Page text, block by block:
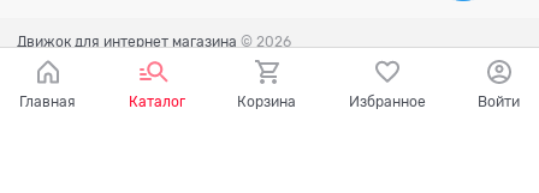
Движок для интернет магазина © 2026
Главная Каталог Корзина Избранное Войти